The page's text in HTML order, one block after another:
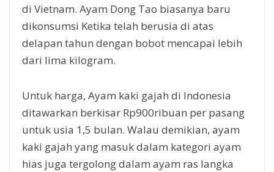
di Vietnam. Ayam Dong Tao biasanya baru
dikonsumsi Ketika telah berusia di atas
delapan tahun dengan bobot mencapai lebih
dari lima kilogram.
Untuk harga, Ayam kaki gajah di Indonesia
ditawarkan berkisar Rp900ribuan per pasang
untuk usia 1,5 bulan. Walau demikian, ayam
kaki gajah yang masuk dalam kategori ayam
hias juga tergolong dalam ayam ras langka